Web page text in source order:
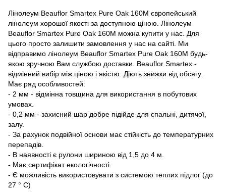
Лінолеум Beauflor Smartex Pure Oak 160M європейський
лінолеум хорошої якості за доступною ціною. Лінолеум
Beauflor Smartex Pure Oak 160M можна купити у нас. Для
цього просто залишити замовлення у нас на сайті. Ми
відправимо лінолеум Beauflor Smartex Pure Oak 160M будь-
якою зручною Вам службою доставки. Beauflor Smartex -
відмінний вибір між ціною і якістю. Діють знижки від обсягу.
Має ряд особливостей:
- 2 мм - відмінна товщина для використання в побутових
умовах.
- 0,2 мм - захисний шар добре підійде для спальні, дитячої,
залу.
- За рахунок подвійної основи має стійкість до температурних
перепадів.
- В наявності є рулони шириною від 1,5 до 4 м.
- Має сертифікат екологічності.
- Є можливість використовувати з системою теплих підлог (до
27 ° C)